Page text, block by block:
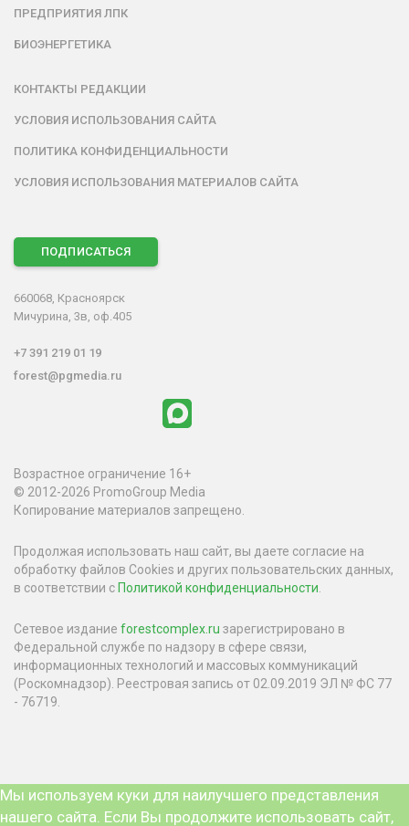
ПРЕДПРИЯТИЯ ЛПК
БИОЭНЕРГЕТИКА
КОНТАКТЫ РЕДАКЦИИ
УСЛОВИЯ ИСПОЛЬЗОВАНИЯ САЙТА
ПОЛИТИКА КОНФИДЕНЦИАЛЬНОСТИ
УСЛОВИЯ ИСПОЛЬЗОВАНИЯ МАТЕРИАЛОВ САЙТА
ПОДПИСАТЬСЯ
660068, Красноярск
Мичурина, 3в, оф.405
+7 391 219 01 19
forest@pgmedia.ru
Возрастное ограничение 16+
© 2012-2026 PromoGroup Media
Копирование материалов запрещено.
Продолжая использовать наш сайт, вы даете согласие на
обработку файлов Cookies и других пользовательских данных,
в соответствии сПолитикой конфиденциальности
Сетевое издание forestcomplex.ru зарегистрировано в
Федеральной службе по надзору в сфере связи,
информационных технологий и массовых коммуникаций
(Роскомнадзор). Реестровая запись от 02.09.2019 ЭЛ № ФС 77
- 76719.
Мы используем куки для наилучшего представления
нашего сайта. Если Вы продолжите использовать сайт,